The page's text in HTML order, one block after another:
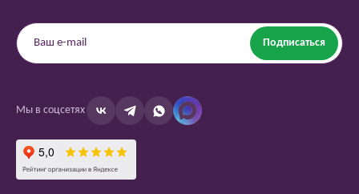
Подписаться
Мы в соцсетях